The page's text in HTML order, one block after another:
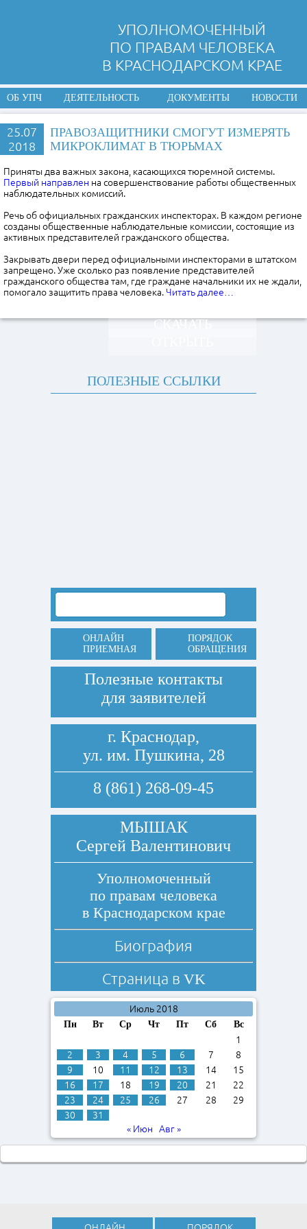
УПОЛНОМОЧЕННЫЙ
ПО ПРАВАМ ЧЕЛОВЕКА
В КРАСНОДАРСКОМ КРАЕ
ОБ УПЧ ДЕЯТЕЛЬНОСТЬ ДОКУМЕНТЫ НОВОСТИ
25.07
2018
ПРАВОЗАЩИТНИКИ СМОГУТ ИЗМЕРЯТЬ
МИКРОКЛИМАТ В ТЮРЬМАХ
Приняты два важных закона, касающихся тюремной системы.
Первый направлен на совершенствование работы общественных
наблюдательных комиссий.
Речь об официальных гражданских инспекторах. В каждом регионе
созданы общественные наблюдательные комиссии, состоящие из
активных представителей гражданского общества.
Закрывать двери перед официальными инспекторами в штатском
запрещено. Уже сколько раз появление представителей
гражданского общества там, где граждане начальники их не ждали,
помогало защитить права человека. Читать далее…
СКАЧАТЬ
ПОЛЕЗНЫЕ ССЫЛКИ
ОНЛАЙН
ПРИЕМНАЯ
ПОРЯДОК
ОБРАЩЕНИЯ
Полезные контакты
для заявителей
г. Краснодар,
ул. им. Пушкина, 28
8 (861) 268-09-45
МЫШАК
Сергей Валентинович
Уполномоченный
по правам человека
в Краснодарском крае
Биография
Страница в VK
Июль 2018
Пн Вт Ср Чт Пт Сб Вс
1
2
3 4 5 6 7
8
9
10 11 12 13 14
15
16
17 18 19 20 21
22
23
24 25 26 27 28
29
30
31
« Июн
Авг »